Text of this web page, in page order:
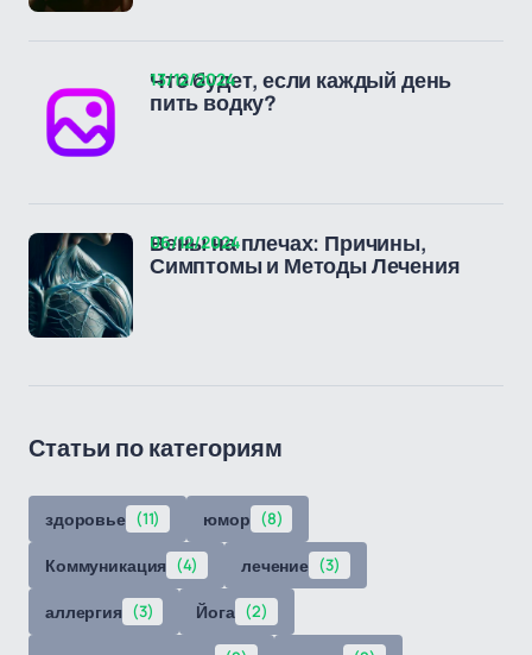
Что будет, если каждый день
пить водку?
13/12/2024
Вены на плечах: Причины,
Симптомы и Методы Лечения
06/12/2024
Статьи по категориям
здоровье (11) юмор (8)
Коммуникация (4) лечение (3)
аллергия (3) Йога (2)